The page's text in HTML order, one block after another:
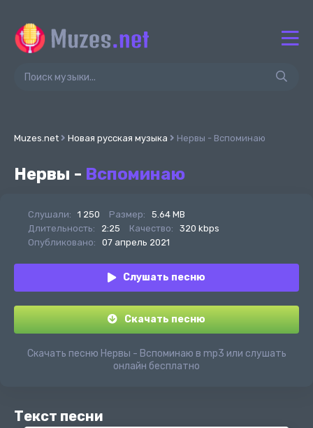
Muzes.net Новая русская музыка Нервы - Вспоминаю
Нервы - Вспоминаю
Слушали: 1 250 Размер:
5.64 MB
Длительность:
2:25 Качество:
320 kbps
Опубликовано:
07 апрель 2021
Слушать песню
Скачать песню
Скачать песню Нервы - Вспоминаю в mp3 или слушать
онлайн бесплатно
Текст песни